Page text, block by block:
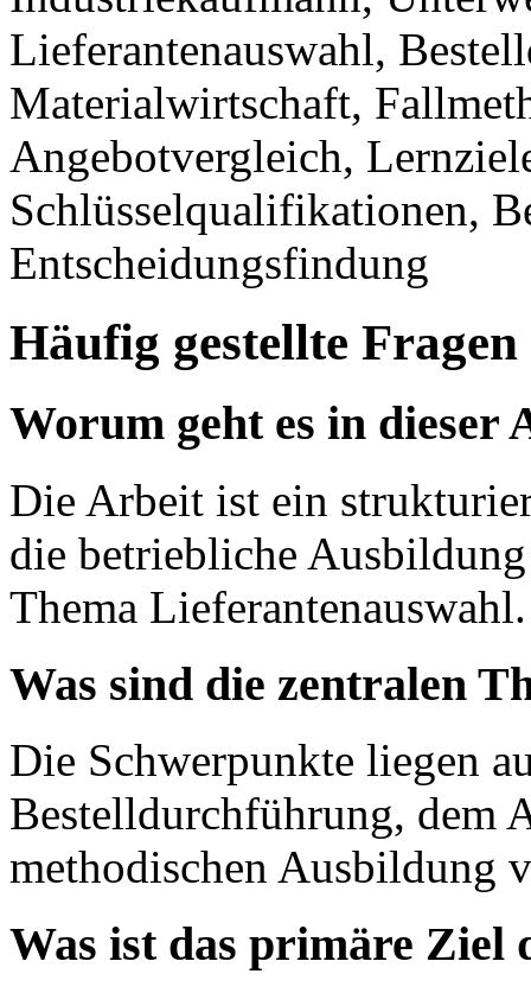
Lieferantenauswahl,
Materialwirtschaft,
Angebotvergleich,
Schlüsselqualifikationen,
Entscheidungsfindung
Häufig gestellte Fragen
Worum geht es in dieser
Die Arbeit ist ein
die betriebliche
Thema Lieferantenauswahl.
Was sind die zentralen
Die Schwerpunkte liegen
Bestelldurchführung, dem
methodischen Ausbildung
Was ist das primäre Ziel